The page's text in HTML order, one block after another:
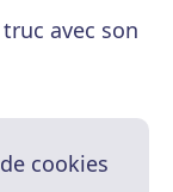
avec son
cookies